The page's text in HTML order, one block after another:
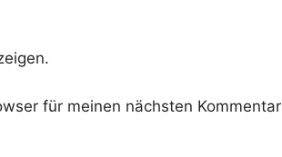
für meinen nächsten Kommentar